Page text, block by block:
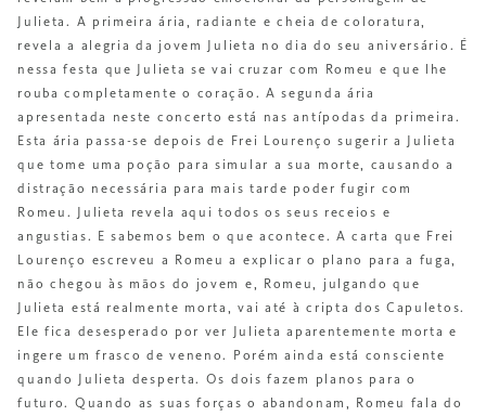
Julieta. A primeira ária, radiante e cheia de coloratura,
revela a alegria da jovem Julieta no dia do seu aniversário. É
nessa festa que Julieta se vai cruzar com Romeu e que lhe
rouba completamente o coração. A segunda ária
apresentada neste concerto está nas antípodas da primeira.
Esta ária passa-se depois de Frei Lourenço sugerir a Julieta
que tome uma poção para simular a sua morte, causando a
distração necessária para mais tarde poder fugir com
Romeu. Julieta revela aqui todos os seus receios e
angustias. E sabemos bem o que acontece. A carta que Frei
Lourenço escreveu a Romeu a explicar o plano para a fuga,
não chegou às mãos do jovem e, Romeu, julgando que
Julieta está realmente morta, vai até à cripta dos Capuletos.
Ele fica desesperado por ver Julieta aparentemente morta e
ingere um frasco de veneno. Porém ainda está consciente
quando Julieta desperta. Os dois fazem planos para o
futuro. Quando as suas forças o abandonam, Romeu fala do